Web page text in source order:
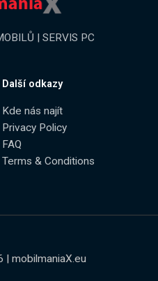
| SERVIS PC
Další odkazy
Kde nás najít
Privacy Policy
FAQ
Terms & Conditions
mobilmaniaX.eu